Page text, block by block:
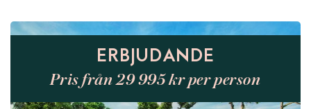
ERBJUDANDE
Pris från 29 995 kr per person